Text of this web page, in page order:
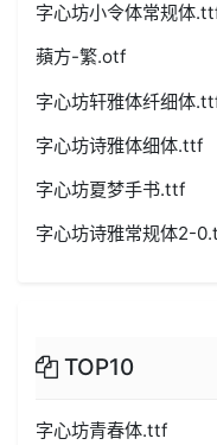
字心坊小令体常规体
蘋方-繁.otf
字心坊轩雅体纤细体
字心坊诗雅体细体.ttf
字心坊夏梦手书.ttf
字心坊诗雅常规体2-
TOP10
字心坊青春体.ttf